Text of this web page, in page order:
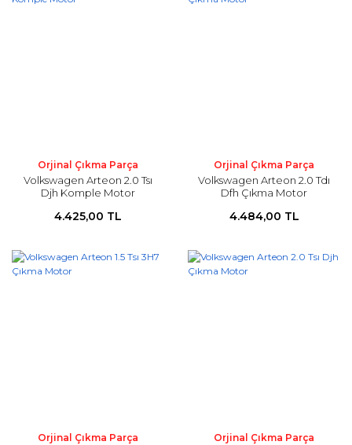
Orjinal Çıkma Parça
Volkswagen Arteon 2.0 Tsı
Djh Komple Motor
4.425,00 TL
Orjinal Çıkma Parça
Volkswagen Arteon 2.0 Tdı
Dfh Çıkma Motor
4.484,00 TL
Orjinal Çıkma Parça Orjinal Çıkma Parça